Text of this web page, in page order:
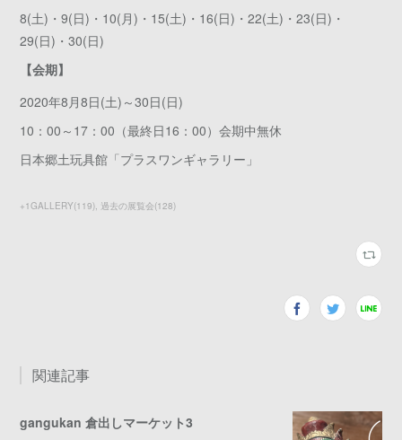
8(土)・9(日)・10(月)・15(土)・16(日)・22(土)・23(日)・
29(日)・30(日)
【会期】
2020年8月8日(土)～30日(日)
10：00～17：00（最終日16：00）会期中無休
日本郷土玩具館「プラスワンギャラリー」
+1GALLERY(119) 過去の展覧会(128)
関連記事
gangukan 倉出しマーケット3